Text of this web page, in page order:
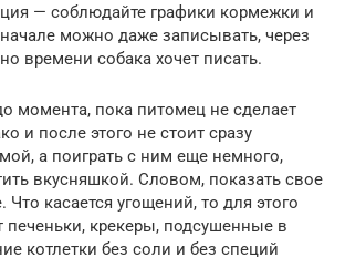
— соблюдайте графики кормежки и
можно даже записывать, через
времени собака хочет писать.
момента, пока питомец не сделает
и после этого не стоит сразу
а поиграть с ним еще немного,
вкусняшкой. Словом, показать свое
Что касается угощений, то для этого
печеньки, крекеры, подсушенные в
котлетки без соли и без специй